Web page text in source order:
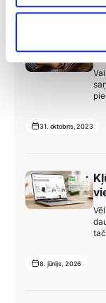
Līdzīgi raksti
31. oktobris, 2023
8. jūnijs, 2026